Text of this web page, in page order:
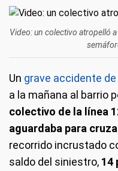
Video: un colectivo atropelló
Un grave accidente
a la mañana al barrio
colectivo de la línea
aguardaba para
recorrido incrustado
saldo del siniestro, 14